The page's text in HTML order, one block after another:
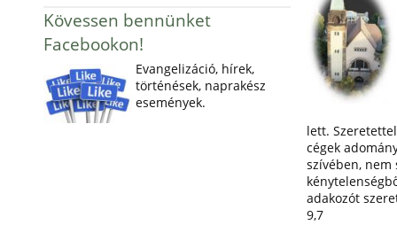
lett.
cégek
szívében, nem
adakozót
9,7
Kövessen bennünket
Facebookon!
Evangelizáció, hírek,
történések, naprakész
események.